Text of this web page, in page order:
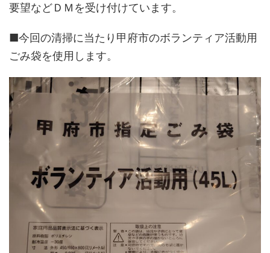
要望などＤＭを受け付けています。
■今回の清掃に当たり甲府市のボランティア活動用
ごみ袋を使用します。